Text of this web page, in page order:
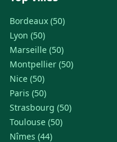
Bordeaux (50)
Lyon (50)
Marseille (50)
Montpellier (50)
Nice (50)
Paris (50)
Strasbourg (50)
Toulouse (50)
Nîmes (44)